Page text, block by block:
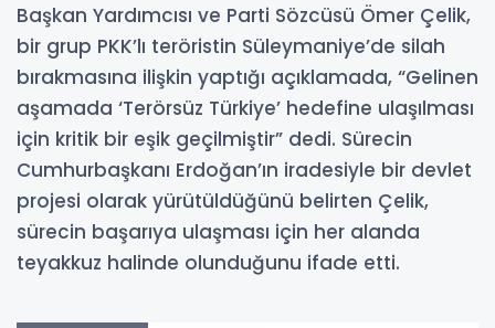
Başkan Yardımcısı ve Parti Sözcüsü Ömer Çelik,
bir grup PKK’lı teröristin Süleymaniye’de silah
bırakmasına ilişkin yaptığı açıklamada, “Gelinen
aşamada ‘Terörsüz Türkiye’ hedefine ulaşılması
için kritik bir eşik geçilmiştir” dedi. Sürecin
Cumhurbaşkanı Erdoğan’ın iradesiyle bir devlet
projesi olarak yürütüldüğünü belirten Çelik,
sürecin başarıya ulaşması için her alanda
teyakkuz halinde olunduğunu ifade etti.